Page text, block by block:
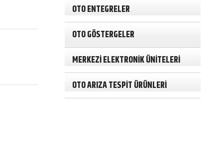
hOTO ENTEGRELER
OTO GÖSTERGELER
MERKEZİ ELEKTRONİK ÜNİTELERİ
OTO ARIZA TESPİT ÜRÜNLERİ